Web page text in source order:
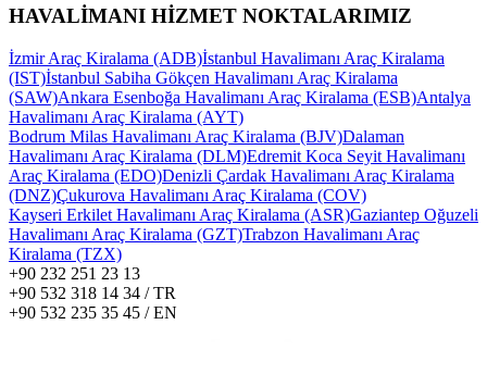
HAVALİMANI HİZMET NOKTALARIMIZ
İzmir Araç Kiralama (ADB)İstanbul Havalimanı Araç Kiralama
(IST)İstanbul Sabiha Gökçen Havalimanı Araç Kiralama
(SAW)Ankara Esenboğa Havalimanı Araç Kiralama (ESB)Antalya
Havalimanı Araç Kiralama (AYT)
Bodrum Milas Havalimanı Araç Kiralama (BJV)Dalaman
Havalimanı Araç Kiralama (DLM)Edremit Koca Seyit Havalimanı
Araç Kiralama (EDO)Denizli Çardak Havalimanı Araç Kiralama
(DNZ)Çukurova Havalimanı Araç Kiralama (COV)
Kayseri Erkilet Havalimanı Araç Kiralama (ASR)Gaziantep Oğuzeli
Havalimanı Araç Kiralama (GZT)Trabzon Havalimanı Araç
Kiralama (TZX)
+90 232 251 23 13
+90 532 318 14 34 / TR
+90 532 235 35 45 / EN